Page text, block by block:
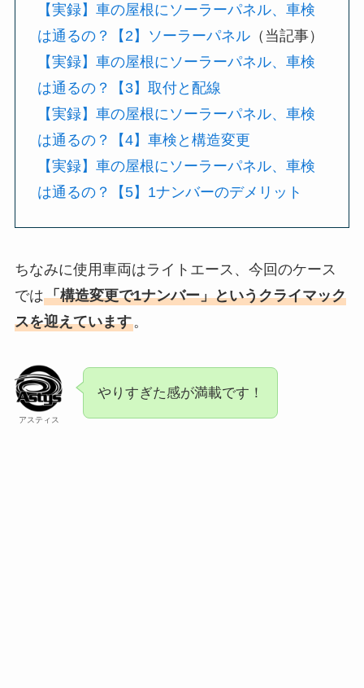
【実録】車の屋根にソーラーパネル、車検
は通るの？【2】ソーラーパネル（当記事）
【実録】車の屋根にソーラーパネル、車検
は通るの？【3】取付と配線
【実録】車の屋根にソーラーパネル、車検
は通るの？【4】車検と構造変更
【実録】車の屋根にソーラーパネル、車検
は通るの？【5】1ナンバーのデメリット
ちなみに使用車両はライトエース、今回のケース
では「構造変更で1ナンバー」というクライマック
スを迎えています。
アスティス
やりすぎた感が満載です！